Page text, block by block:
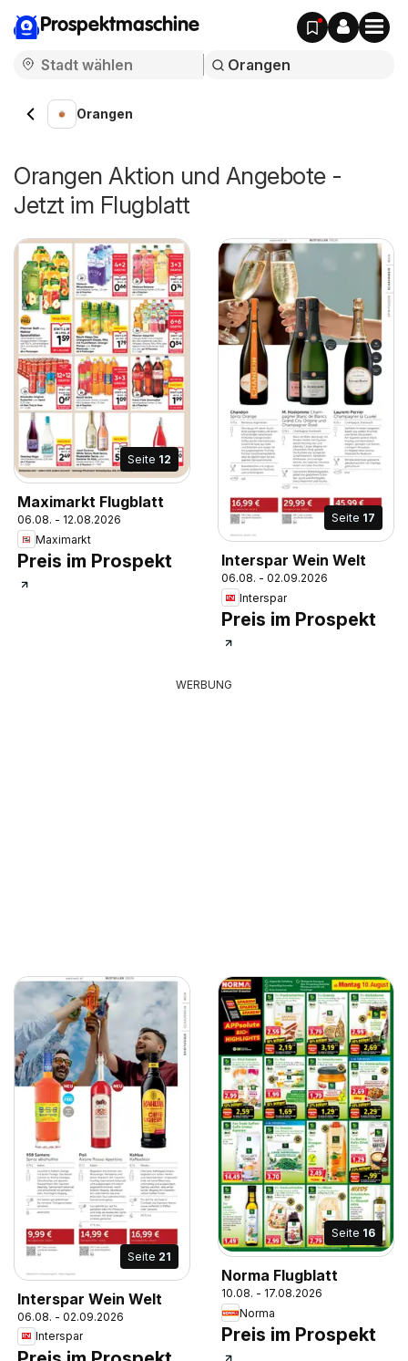
Prospektmaschine
Orangen
Orangen Aktion und Angebote -
Jetzt im Flugblatt
Seite 12
Maximarkt Flugblatt
06.08. - 12.08.2026
Maximarkt
Preis im Prospekt
Seite 17
Interspar Wein Welt
06.08. - 02.09.2026
Interspar
Preis im Prospekt
WERBUNG
Seite 21
Interspar Wein Welt
06.08. - 02.09.2026
Interspar
Seite 16
Norma Flugblatt
10.08. - 17.08.2026
Norma
Preis im Prospekt